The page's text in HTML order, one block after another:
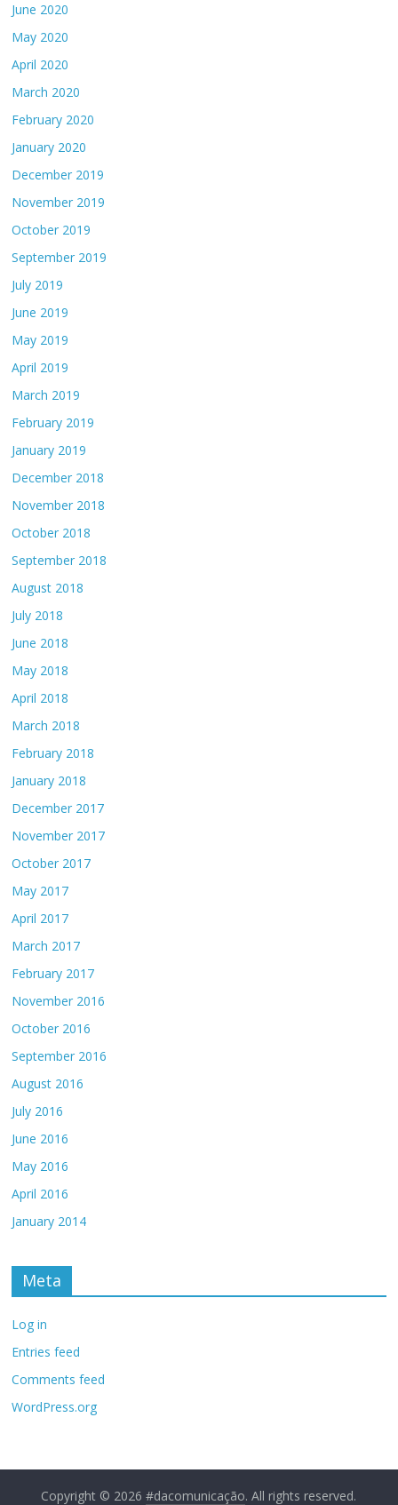
June 2020
May 2020
April 2020
March 2020
February 2020
January 2020
December 2019
November 2019
October 2019
September 2019
July 2019
June 2019
May 2019
April 2019
March 2019
February 2019
January 2019
December 2018
November 2018
October 2018
September 2018
August 2018
July 2018
June 2018
May 2018
April 2018
March 2018
February 2018
January 2018
December 2017
November 2017
October 2017
May 2017
April 2017
March 2017
February 2017
November 2016
October 2016
September 2016
August 2016
July 2016
June 2016
May 2016
April 2016
January 2014
Meta
Log in
Entries feed
Comments feed
WordPress.org
Copyright © 2026#dacomunicação. All rights reserved.